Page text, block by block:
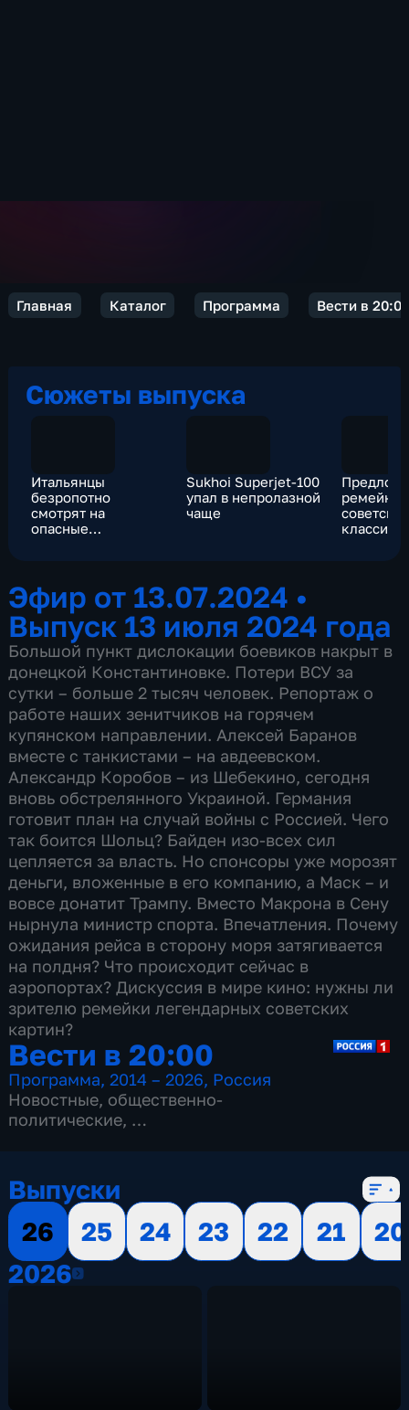
Главная Каталог Программа Вести в 20:00
Сюжеты выпуска
Итальянцы
безропотно
смотрят на
опасные
Sukhoi Superjet-100
упал в непролазной
чаще
ремейках
Эфир от 13.07.2024 •
Выпуск 13 июля 2024 года
Большой пункт дислокации боевиков накрыт в
донецкой Константиновке. Потери ВСУ за
сутки – больше 2 тысяч человек. Репортаж о
работе наших зенитчиков на горячем
купянском направлении. Алексей Баранов
вместе с танкистами – на авдеевском.
Александр Коробов – из Шебекино, сегодня
вновь обстрелянного Украиной. Германия
готовит план на случай войны с Россией. Чего
так боится Шольц? Байден изо-всех сил
цепляется за власть. Но спонсоры уже морозят
деньги, вложенные в его компанию, а Маск – и
вовсе донатит Трампу. Вместо Макрона в Сену
нырнула министр спорта. Впечатления. Почему
ожидания рейса в сторону моря затягивается
на полдня? Что происходит сейчас в
аэропортах? Дискуссия в мире кино: нужны ли
зрителю ремейки легендарных советских
картин?
Вести в 20:00
Программа,2014 – 2026, Россия
Новостные, общественно-
политические,
Выпуски
26
25 24 23 22 21
20
20262026